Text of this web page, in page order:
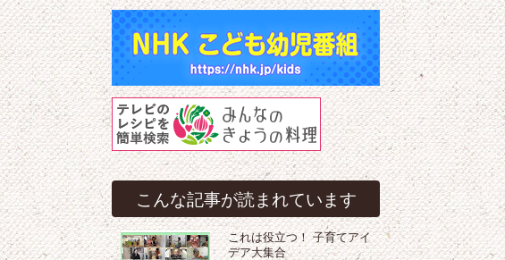
こんな記事が読まれています
これは役立つ！ 子育てアイ
デア大集合